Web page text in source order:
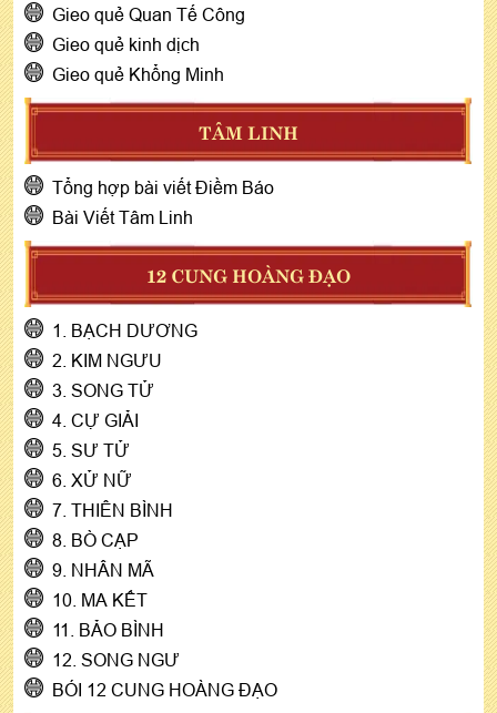
Gieo quẻ Quan Tế Công
Gieo quẻ kinh dịch
Gieo quẻ Khổng Minh
TÂM LINH
Tổng hợp bài viết Điềm Báo
Bài Viết Tâm Linh
12 CUNG HOÀNG ĐẠO
1. BẠCH DƯƠNG
2. KIM NGƯU
3. SONG TỬ
4. CỰ GIẢI
5. SƯ TỬ
6. XỬ NỮ
7. THIÊN BÌNH
8. BÒ CẠP
9. NHÂN MÃ
10. MA KẾT
11. BẢO BÌNH
12. SONG NGƯ
BÓI 12 CUNG HOÀNG ĐẠO